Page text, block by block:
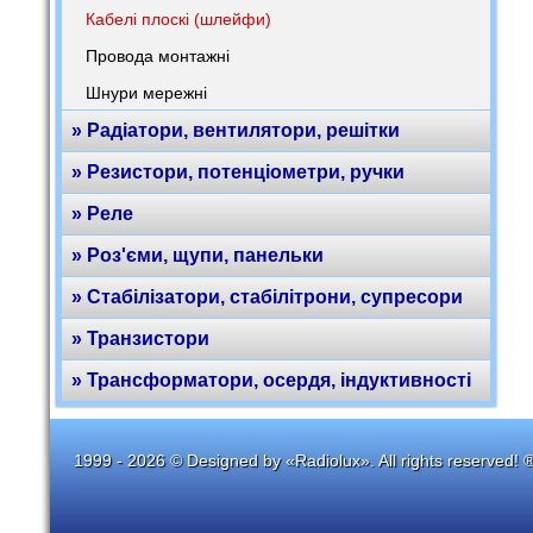
Кабелі плоскі (шлейфи)
Провода монтажні
Шнури мережні
» Радіатори, вентилятори, решітки
» Резистори, потенціометри, ручки
» Реле
» Роз'єми, щупи, панельки
» Стабілізатори, стабілітрони, супресори
» Транзистори
» Трансформатори, осердя, індуктивності
1999 - 2026 © Designed by «Radiolux». All rights reserved!